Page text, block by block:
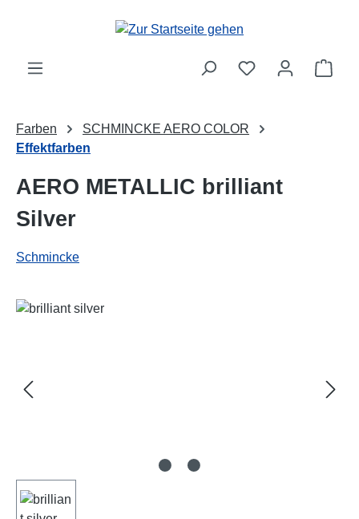
Zum Hauptinhalt springen
Farben
SCHMINCKE AERO COLOR
Effektfarben
AERO METALLIC brilliant
Silver
Schmincke
Bildergalerie überspringen